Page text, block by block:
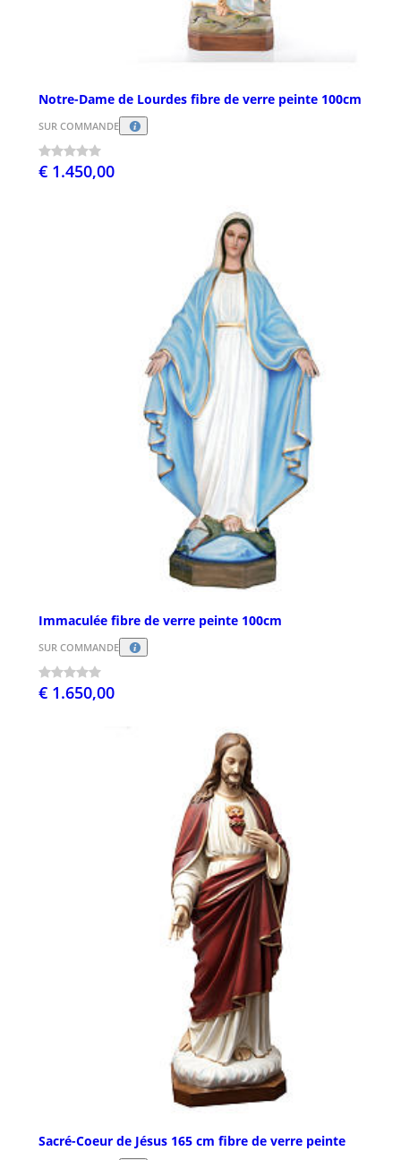
Notre-Dame de Lourdes fibre de verre peinte 100cm
SUR COMMANDE
€ 1.450,00
Immaculée fibre de verre peinte 100cm
SUR COMMANDE
€ 1.650,00
Sacré-Coeur de Jésus 165 cm fibre de verre peinte